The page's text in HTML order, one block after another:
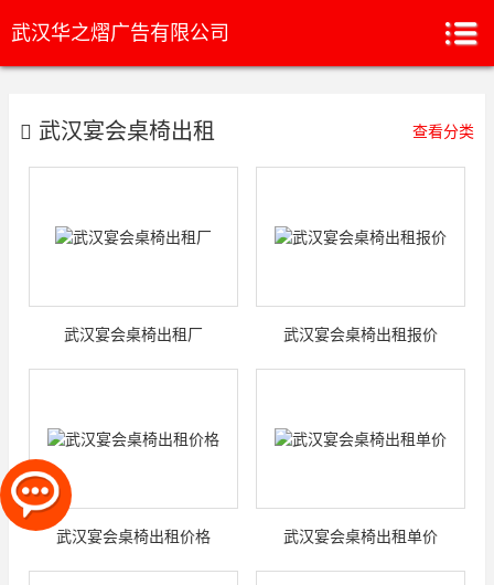
武汉华之熠广告有限公司
武汉宴会桌椅出租 查看分类
武汉宴会桌椅出租厂 武汉宴会桌椅出租报价
武汉宴会桌椅出租价格 武汉宴会桌椅出租单价